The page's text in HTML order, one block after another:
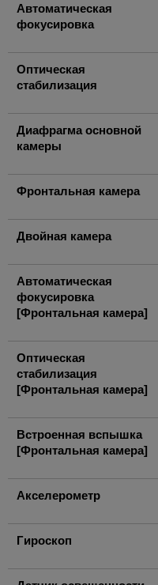
Автоматическая
фокусировка
Оптическая
стабилизация
Диафрагма основной
камеры
Фронтальная камера
Двойная камера
Автоматическая
фокусировка
[Фронтальная камера]
Оптическая
стабилизация
[Фронтальная камера]
Встроенная вспышка
[Фронтальная камера]
Акселерометр
Гироскоп